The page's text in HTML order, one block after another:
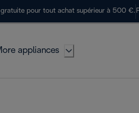
gratuite pour tout achat supérieur à 500 €.
appliances